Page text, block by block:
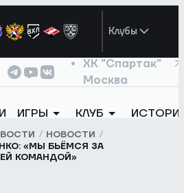
Клубы
ХК "Спартак"
Москва
ИГРЫ КЛУБ
НОВОСТИ
«МЫ БЬЁМСЯ ЗА
КОМАНДОЙ»